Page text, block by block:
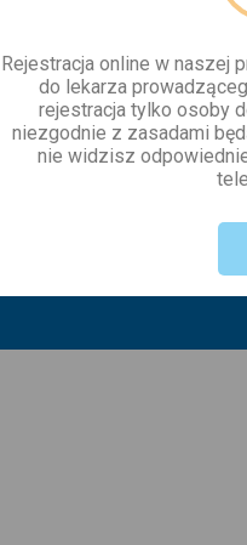
Start
Dla
Rejestracja online w naszej
do lekarza
rejestracja tylko osoby
niezgodnie z zasadami
nie widzisz